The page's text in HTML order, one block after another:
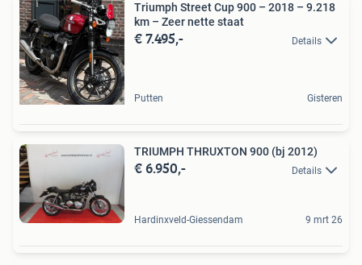
Triumph Street Cup 900 – 2018 – 9.218
km – Zeer nette staat
€ 7.495,- Details
Putten Gisteren
TRIUMPH THRUXTON 900 (bj 2012)
€ 6.950,- Details
Hardinxveld-Giessendam 9 mrt 26